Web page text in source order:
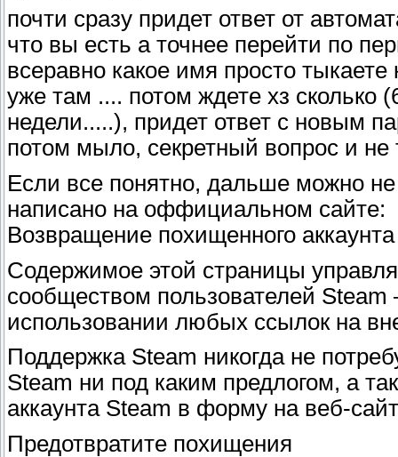
почти сразу придет ответ от
что вы есть а точнее перейти по
всеравно какое имя просто
уже там .... потом ждете хз сколько
недели.....), придет ответ с новым
потом мыло, секретный вопрос и
Если все понятно, дальше можно
написано на оффициальном сайте:
Возвращение похищенного
Содержимое этой страницы
сообществом пользователей
использовании любых ссылок на
Поддержка Steam никогда не
Steam ни под каким предлогом, а
аккаунта Steam в форму на веб-
Предотвратите похищения